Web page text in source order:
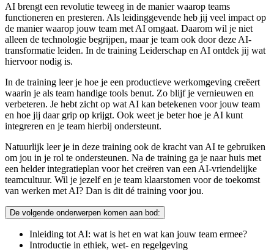
AI brengt een revolutie teweeg in de manier waarop teams
functioneren en presteren. Als leidinggevende heb jij veel impact op
de manier waarop jouw team met AI omgaat. Daarom wil je niet
alleen de technologie begrijpen, maar je team ook door deze AI-
transformatie leiden. In de training Leiderschap en AI ontdek jij wat
hiervoor nodig is.
In de training leer je hoe je een productieve werkomgeving creëert
waarin je als team handige tools benut. Zo blijf je vernieuwen en
verbeteren. Je hebt zicht op wat AI kan betekenen voor jouw team
en hoe jij daar grip op krijgt. Ook weet je beter hoe je AI kunt
integreren en je team hierbij ondersteunt.
Natuurlijk leer je in deze training ook de kracht van AI te gebruiken
om jou in je rol te ondersteunen. Na de training ga je naar huis met
een helder integratieplan voor het creëren van een AI-vriendelijke
teamcultuur. Wil je jezelf en je team klaarstomen voor de toekomst
van werken met AI? Dan is dit dé training voor jou.
De volgende onderwerpen komen aan bod:
Inleiding tot AI: wat is het en wat kan jouw team ermee?
Introductie in ethiek, wet- en regelgeving